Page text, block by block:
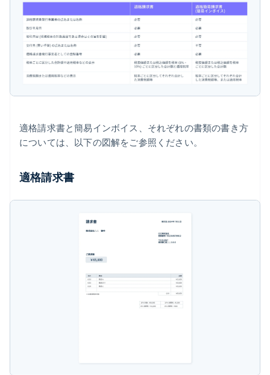
適格請求書と簡易インボイス、それぞれの書類の書き方
については、以下の図解をご参照ください。
適格請求書